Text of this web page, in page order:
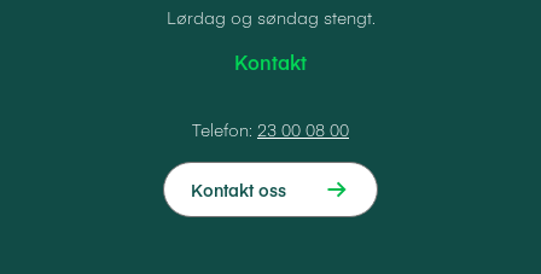
Lørdag og søndag stengt.
Kontakt
Telefon: 23 00 08 00
Kontakt oss